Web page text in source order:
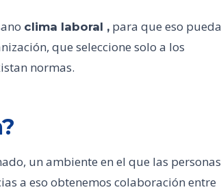
clima laboral , para que eso pueda
que seleccione solo a los
normas.
un ambiente en el que las personas
a eso obtenemos colaboración entre